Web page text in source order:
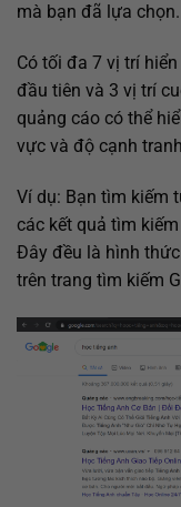
mà bạn đã lựa chọn.
Có tối đa 7 vị trí
đầu tiên và 3 vị trí
quảng cáo có thể
vực và độ cạnh
Ví dụ: Bạn tìm kiếm
các kết quả tìm
Đây đều là hình
trên trang tìm kiếm